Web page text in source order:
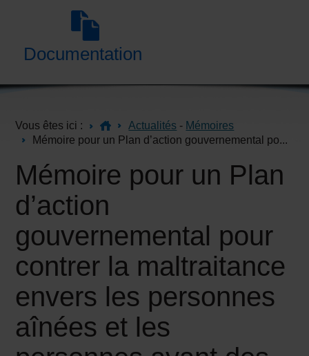
Documentation
Vous êtes ici : Actualités - Mémoires
Mémoire pour un Plan d’action gouvernemental po...
Mémoire pour un Plan
d’action
gouvernemental pour
contrer la maltraitance
envers les personnes
aînées et les